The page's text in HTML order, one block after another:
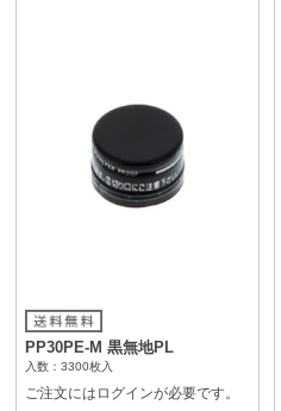
PP30PE-M 黒無地PL
入数：3300枚入
ご注文にはログインが必要です。